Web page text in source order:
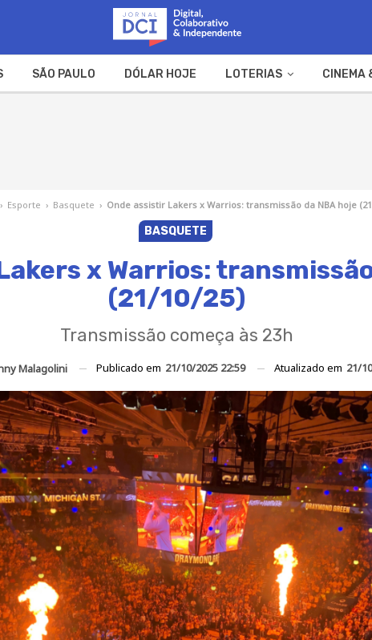
SÃO PAULO DÓLAR HOJE LOTERIAS CINEMA
› Esporte › Basquete › Onde assistir Lakers x Warrios: transmissão da NBA hoje
BASQUETE
x Warrios:
(21/10/25)
Transmissão começa às 23h
Malagolini Publicado em 21/10/2025 22:59 Atualizado em 21/